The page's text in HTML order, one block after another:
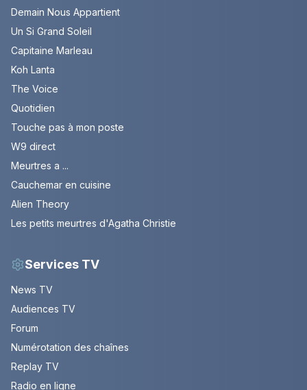
Demain Nous Appartient
Un Si Grand Soleil
Capitaine Marleau
Koh Lanta
The Voice
Quotidien
Touche pas à mon poste
W9 direct
Meurtres a ...
Cauchemar en cuisine
Alien Theory
Les petits meurtres d'Agatha Christie
Services TV
News TV
Audiences TV
Forum
Numérotation des chaînes
Replay TV
Radio en ligne